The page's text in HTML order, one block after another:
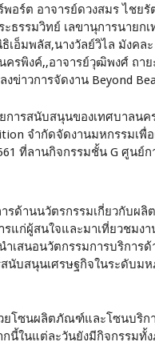
อร์ต อาจารย์ดวงสมร ไช
ธรรมวิทย์ เลขานุการนายก
เอ็มพลัส,นางวัลย์วิไล มังค
รพิงค์,,อาจารย์วุฒิพงศ์ ถา
ข่าวการจัดงาน Beyond
ารสนับสนุนของเทศบาลนค
จำกัดจัดงานมหกรรมเพื่
ที่ลานกิจกรรมชั้น G ศูนย์
รด้านนวัตรกรรมเกี่ยวกับผ
แก่ผู้สนใจและมาเที่ยวชมง
สนอนวัตกรรมการบริการ
นับสนุนเศรษฐกิจในระดับม
ยโซนผลิตภัณฑ์และโซนบริก
นี้ในแต่ละวันยังมีกิจกรรมทั้